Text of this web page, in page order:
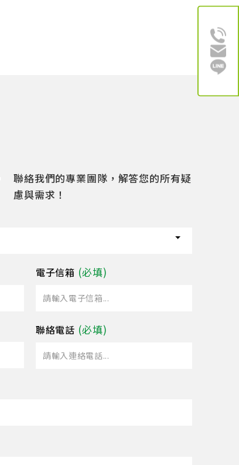
聯絡我們的專業團隊，解答您的所有疑
慮與需求！
電子信箱
聯絡電話